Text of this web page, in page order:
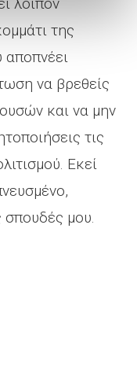
της
αποπνέει
να βρεθείς
και να μην
τις
Εκεί
μου.